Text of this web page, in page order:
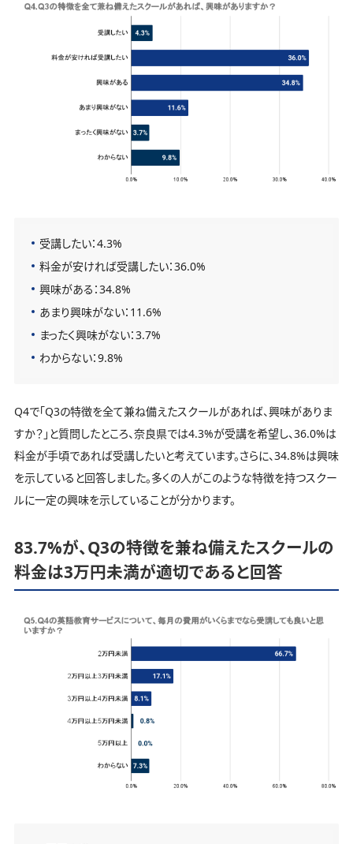
受講したい：4.3%
料金が安ければ受講したい：36.0%
興味がある：34.8%
あまり興味がない：11.6%
まったく興味がない：3.7%
わからない：9.8%
Q4で「Q3の特徴を全て兼ね備えたスクールがあれば、興味がありま
すか？」と質問したところ、奈良県では4.3%が受講を希望し、36.0%は
料金が手頃であれば受講したいと考えています。さらに、34.8%は興味
を示していると回答しました。多くの人がこのような特徴を持つスクー
ルに一定の興味を示していることが分かります。
83.7%が、Q3の特徴を兼ね備えたスクールの
料金は3万円未満が適切であると回答